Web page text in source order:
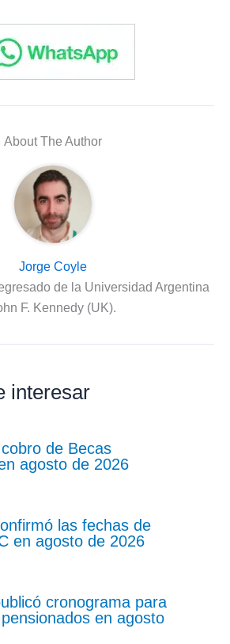
About The Author
Jorge Coyle
de la Universidad Argentina
F. Kennedy (UK).
interesar
de Becas
agosto de 2026
las fechas de
en agosto de 2026
cronograma para
en agosto